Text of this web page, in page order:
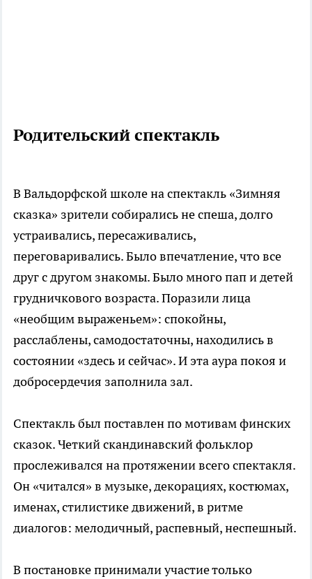
Родительский спектакль
В Вальдорфской школе на спектакль «Зимняя
сказка» зрители собирались не спеша, долго
устраивались, пересаживались,
переговаривались. Было впечатление, что все
друг с другом знакомы. Было много пап и детей
грудничкового возраста. Поразили лица
«необщим выраженьем»: спокойны,
расслаблены, самодостаточны, находились в
состоянии «здесь и сейчас». И эта аура покоя и
добросердечия заполнила зал.
Спектакль был поставлен по мотивам финских
сказок. Четкий скандинавский фольклор
прослеживался на протяжении всего спектакля.
Он «читался» в музыке, декорациях, костюмах,
именах, стилистике движений, в ритме
диалогов: мелодичный, распевный, неспешный.
В постановке принимали участие только